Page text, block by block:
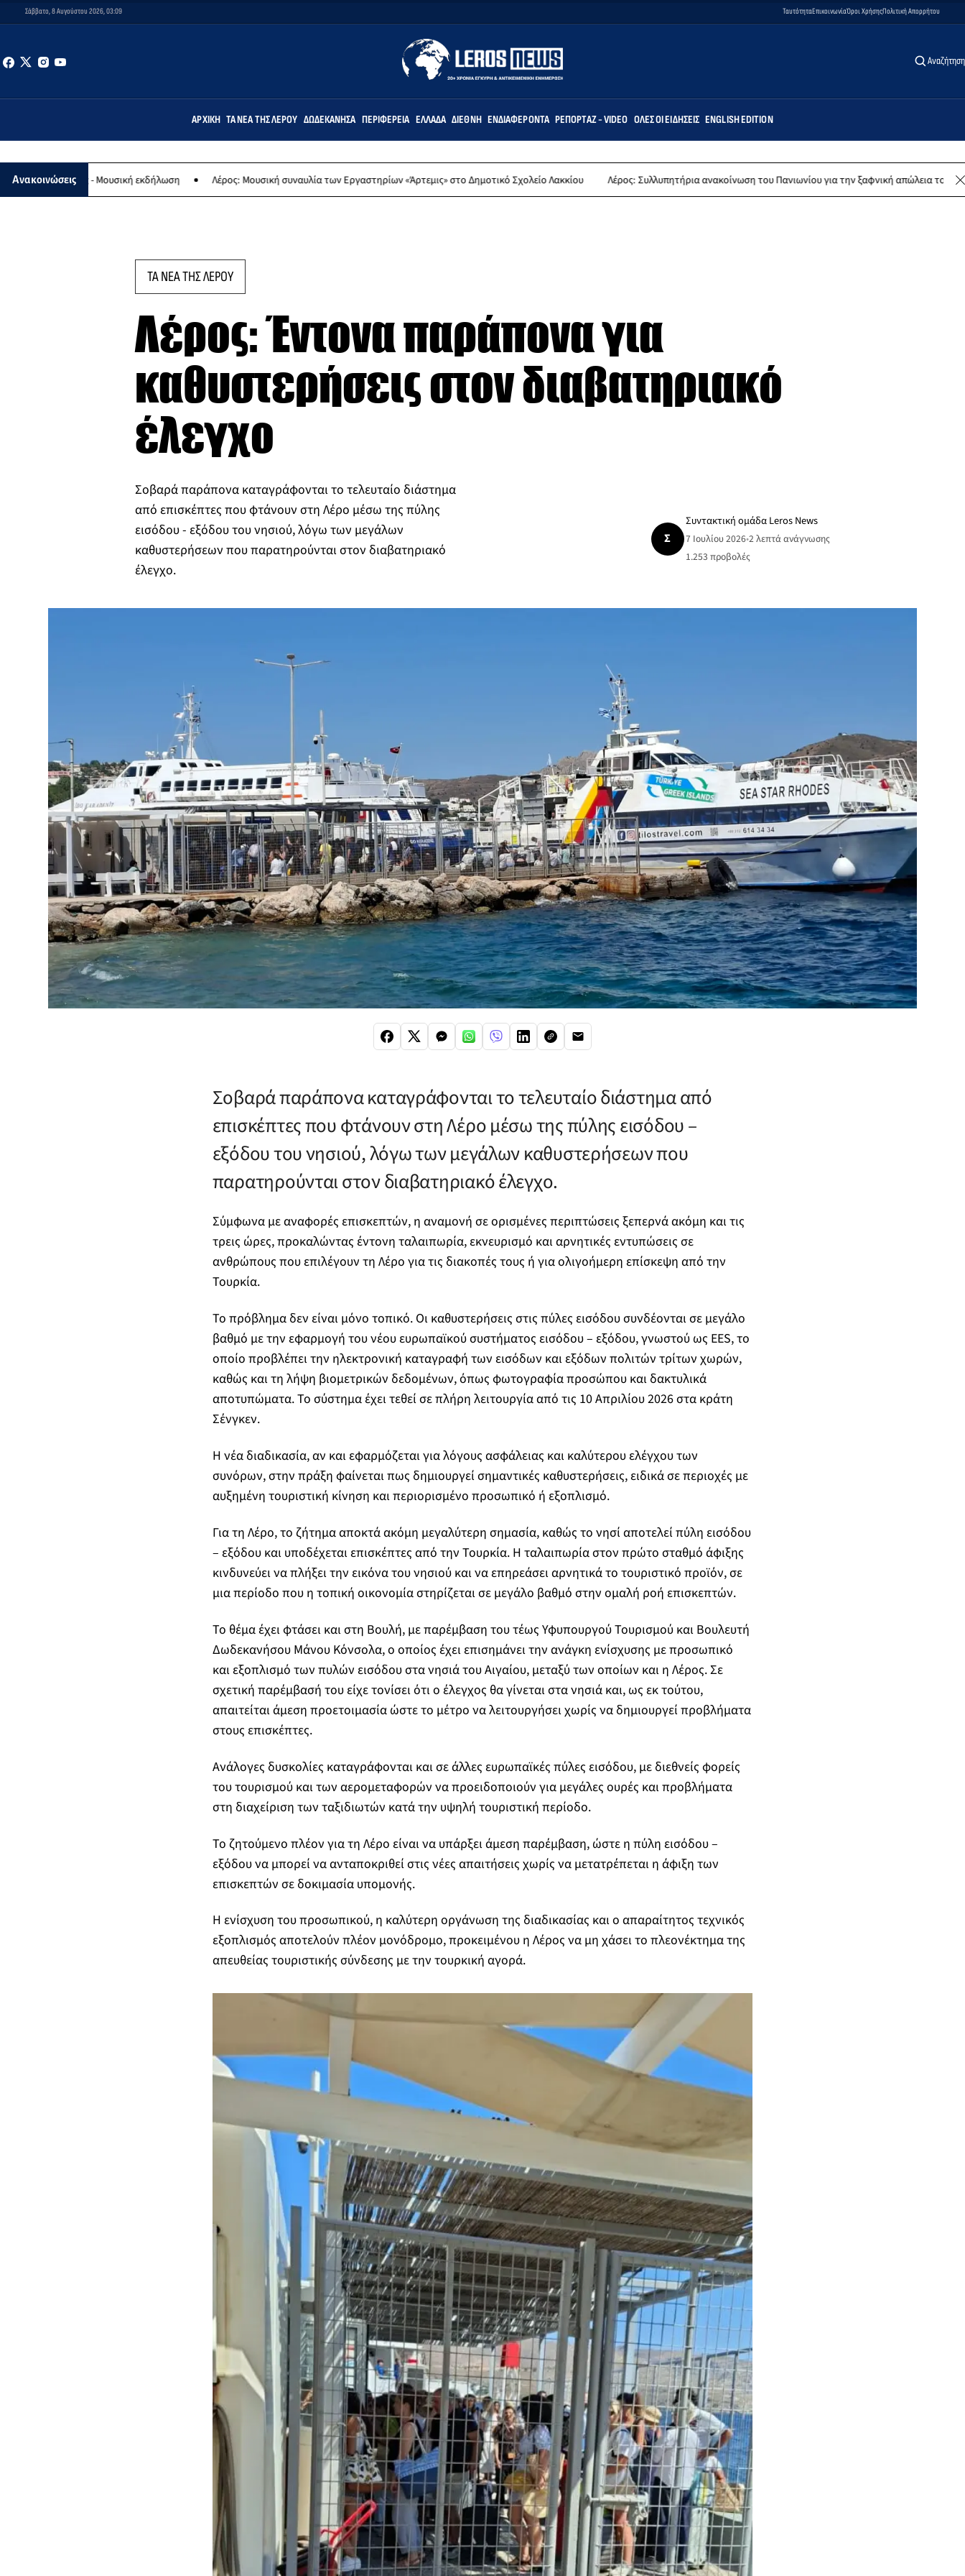
Σάββατο, 8 Αυγούστου 2026, 03:09 ΤαυτότηταΕπικοινωνίαΌροι ΧρήσηςΠολιτική Απορρήτου
Αναζήτηση
ΑΡΧΙΚΉ ΤΑ ΝΈΑ ΤΗΣ ΛΈΡΟΥ ΔΩΔΕΚΆΝΗΣΑ ΠΕΡΙΦΈΡΕΙΑ ΕΛΛΆΔΑ ΔΙΕΘΝΉ ΕΝΔΙΑΦΈΡΟΝΤΑ ΡΕΠΟΡΤΆΖ - VIDEO ΌΛΕΣ ΟΙ ΕΙΔΉΣΕΙΣ ENGLISH EDITION
Ανακοινώσεις
εκδήλωση Λέρος: Μουσική συναυλία των Εργαστηρίων «Άρτεμις» στο Δημοτικό Σχολείο Λακκίου Λέρος: Συλλυπητήρια ανακοίνωση του Πανιωνίου για την ξαφνική απώλεια του Δημήτρη Καρατσώρη
ΤΑ ΝΕΑ ΤΗΣ ΛΕΡΟΥ
Λέρος: Έντονα παράπονα για
καθυστερήσεις στον διαβατηριακό
έλεγχο
Σοβαρά παράπονα καταγράφονται το τελευταίο διάστημα
από επισκέπτες που φτάνουν στη Λέρο μέσω της πύλης
εισόδου - εξόδου του νησιού, λόγω των μεγάλων
καθυστερήσεων που παρατηρούνται στον διαβατηριακό
έλεγχο.
Σ
Συντακτική ομάδα Leros News
7 Ιουλίου 2026•2 λεπτά ανάγνωσης
1.253 προβολές
Σοβαρά παράπονα καταγράφονται το τελευταίο διάστημα από
επισκέπτες που φτάνουν στη Λέρο μέσω της πύλης εισόδου –
εξόδου του νησιού, λόγω των μεγάλων καθυστερήσεων που
παρατηρούνται στον διαβατηριακό έλεγχο.
Σύμφωνα με αναφορές επισκεπτών, η αναμονή σε ορισμένες περιπτώσεις ξεπερνά ακόμη και τις
τρεις ώρες, προκαλώντας έντονη ταλαιπωρία, εκνευρισμό και αρνητικές εντυπώσεις σε
ανθρώπους που επιλέγουν τη Λέρο για τις διακοπές τους ή για ολιγοήμερη επίσκεψη από την
Τουρκία.
Το πρόβλημα δεν είναι μόνο τοπικό. Οι καθυστερήσεις στις πύλες εισόδου συνδέονται σε μεγάλο
βαθμό με την εφαρμογή του νέου ευρωπαϊκού συστήματος εισόδου – εξόδου, γνωστού ως EES, το
οποίο προβλέπει την ηλεκτρονική καταγραφή των εισόδων και εξόδων πολιτών τρίτων χωρών,
καθώς και τη λήψη βιομετρικών δεδομένων, όπως φωτογραφία προσώπου και δακτυλικά
αποτυπώματα. Το σύστημα έχει τεθεί σε πλήρη λειτουργία από τις 10 Απριλίου 2026 στα κράτη
Σένγκεν.
Η νέα διαδικασία, αν και εφαρμόζεται για λόγους ασφάλειας και καλύτερου ελέγχου των
συνόρων, στην πράξη φαίνεται πως δημιουργεί σημαντικές καθυστερήσεις, ειδικά σε περιοχές με
αυξημένη τουριστική κίνηση και περιορισμένο προσωπικό ή εξοπλισμό.
Για τη Λέρο, το ζήτημα αποκτά ακόμη μεγαλύτερη σημασία, καθώς το νησί αποτελεί πύλη εισόδου
– εξόδου και υποδέχεται επισκέπτες από την Τουρκία. Η ταλαιπωρία στον πρώτο σταθμό άφιξης
κινδυνεύει να πλήξει την εικόνα του νησιού και να επηρεάσει αρνητικά το τουριστικό προϊόν, σε
μια περίοδο που η τοπική οικονομία στηρίζεται σε μεγάλο βαθμό στην ομαλή ροή επισκεπτών.
Το θέμα έχει φτάσει και στη Βουλή, με παρέμβαση του τέως Υφυπουργού Τουρισμού και Βουλευτή
Δωδεκανήσου Μάνου Κόνσολα, ο οποίος έχει επισημάνει την ανάγκη ενίσχυσης με προσωπικό
και εξοπλισμό των πυλών εισόδου στα νησιά του Αιγαίου, μεταξύ των οποίων και η Λέρος. Σε
σχετική παρέμβασή του είχε τονίσει ότι ο έλεγχος θα γίνεται στα νησιά και, ως εκ τούτου,
απαιτείται άμεση προετοιμασία ώστε το μέτρο να λειτουργήσει χωρίς να δημιουργεί προβλήματα
στους επισκέπτες.
Ανάλογες δυσκολίες καταγράφονται και σε άλλες ευρωπαϊκές πύλες εισόδου, με διεθνείς φορείς
του τουρισμού και των αερομεταφορών να προειδοποιούν για μεγάλες ουρές και προβλήματα
στη διαχείριση των ταξιδιωτών κατά την υψηλή τουριστική περίοδο.
Το ζητούμενο πλέον για τη Λέρο είναι να υπάρξει άμεση παρέμβαση, ώστε η πύλη εισόδου –
εξόδου να μπορεί να ανταποκριθεί στις νέες απαιτήσεις χωρίς να μετατρέπεται η άφιξη των
επισκεπτών σε δοκιμασία υπομονής.
Η ενίσχυση του προσωπικού, η καλύτερη οργάνωση της διαδικασίας και ο απαραίτητος τεχνικός
εξοπλισμός αποτελούν πλέον μονόδρομο, προκειμένου η Λέρος να μη χάσει το πλεονέκτημα της
απευθείας τουριστικής σύνδεσης με την τουρκική αγορά.